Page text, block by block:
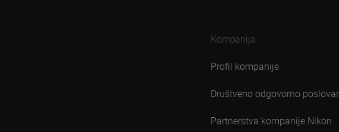
Kompanija
Profil kompanije
Društveno odgovorno
Partnerstva kompanije Nikon